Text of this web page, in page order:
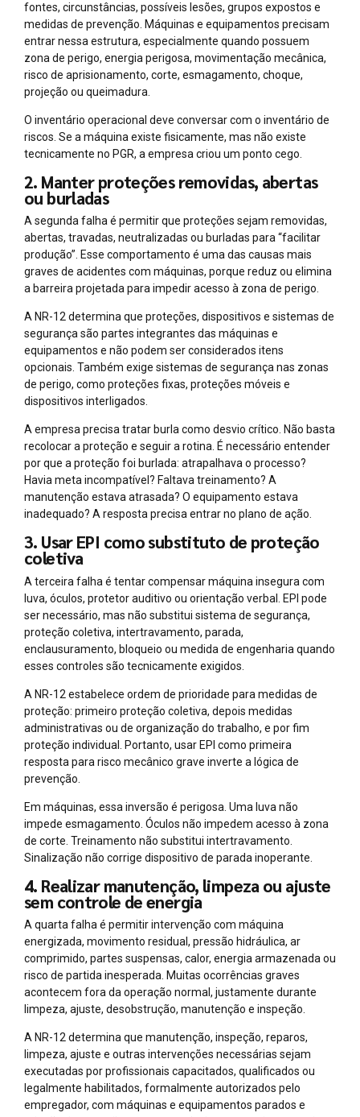
fontes, circunstâncias, possíveis lesões, grupos expostos e
medidas de prevenção. Máquinas e equipamentos precisam
entrar nessa estrutura, especialmente quando possuem
zona de perigo, energia perigosa, movimentação mecânica,
risco de aprisionamento, corte, esmagamento, choque,
projeção ou queimadura.
O inventário operacional deve conversar com o inventário de
riscos. Se a máquina existe fisicamente, mas não existe
tecnicamente no PGR, a empresa criou um ponto cego.
2. Manter proteções removidas, abertas
ou burladas
A segunda falha é permitir que proteções sejam removidas,
abertas, travadas, neutralizadas ou burladas para “facilitar
produção”. Esse comportamento é uma das causas mais
graves de acidentes com máquinas, porque reduz ou elimina
a barreira projetada para impedir acesso à zona de perigo.
A NR-12 determina que proteções, dispositivos e sistemas de
segurança são partes integrantes das máquinas e
equipamentos e não podem ser considerados itens
opcionais. Também exige sistemas de segurança nas zonas
de perigo, como proteções fixas, proteções móveis e
dispositivos interligados.
A empresa precisa tratar burla como desvio crítico. Não basta
recolocar a proteção e seguir a rotina. É necessário entender
por que a proteção foi burlada: atrapalhava o processo?
Havia meta incompatível? Faltava treinamento? A
manutenção estava atrasada? O equipamento estava
inadequado? A resposta precisa entrar no plano de ação.
3. Usar EPI como substituto de proteção
coletiva
A terceira falha é tentar compensar máquina insegura com
luva, óculos, protetor auditivo ou orientação verbal. EPI pode
ser necessário, mas não substitui sistema de segurança,
proteção coletiva, intertravamento, parada,
enclausuramento, bloqueio ou medida de engenharia quando
esses controles são tecnicamente exigidos.
A NR-12 estabelece ordem de prioridade para medidas de
proteção: primeiro proteção coletiva, depois medidas
administrativas ou de organização do trabalho, e por fim
proteção individual. Portanto, usar EPI como primeira
resposta para risco mecânico grave inverte a lógica de
prevenção.
Em máquinas, essa inversão é perigosa. Uma luva não
impede esmagamento. Óculos não impedem acesso à zona
de corte. Treinamento não substitui intertravamento.
Sinalização não corrige dispositivo de parada inoperante.
4. Realizar manutenção, limpeza ou ajuste
sem controle de energia
A quarta falha é permitir intervenção com máquina
energizada, movimento residual, pressão hidráulica, ar
comprimido, partes suspensas, calor, energia armazenada ou
risco de partida inesperada. Muitas ocorrências graves
acontecem fora da operação normal, justamente durante
limpeza, ajuste, desobstrução, manutenção e inspeção.
A NR-12 determina que manutenção, inspeção, reparos,
limpeza, ajuste e outras intervenções necessárias sejam
executadas por profissionais capacitados, qualificados ou
legalmente habilitados, formalmente autorizados pelo
empregador, com máquinas e equipamentos parados e